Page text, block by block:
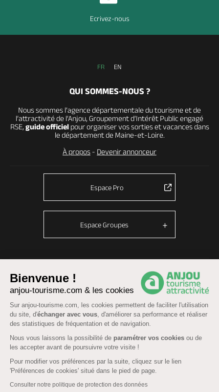
Bienvenue !
anjou-tourisme.com & les cookies
Sur anjou-tourisme.com, les cookies permettent de faciliter l'utilisation
du site, d'échanger avec vous, d'améliorer sa performance et réaliser
des statistiques de fréquentation et de navigation.
Nous vous laissons la possibilité de paramétrer vos cookies ou de
les accepter avant de poursuivre votre visite !
Pour modifier vos préférences par la suite, cliquez sur le lien
'Préférences de cookies' situé dans le pied de page.
Consulter notre politique de protection des données
Ecrivez-nous
FR EN
QUI SOMMES-NOUS ?
Nous sommes l’agence départementale du tourisme et de
l’attractivité de l’Anjou, Groupement d’Intérêt Public engagé
RSE, guide officielpour organiser vos sorties et vacances dans
le département de Maine-et-Loire.
À propos - Devenir annonceur
Espace Pro
Espace Groupes
Données personnelles -Cookies